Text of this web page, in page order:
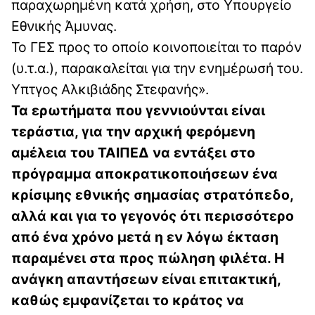
παραχωρημένη κατά χρήση, στο Υπουργείο
Εθνικής Άμυνας.
Το ΓΕΣ προς το οποίο κοινοποιείται το παρόν
(υ.τ.α.), παρακαλείται για την ενημέρωσή του.
Υπτγος Αλκιβιάδης Στεφανής».
Τα ερωτήματα που γεννιούνται είναι
τεράστια, για την αρχική φερόμενη
αμέλεια του ΤΑΙΠΕΔ να εντάξει στο
πρόγραμμα αποκρατικοποιήσεων ένα
κρίσιμης εθνικής σημασίας στρατόπεδο,
αλλά και για το γεγονός ότι περισσότερο
από ένα χρόνο μετά η εν λόγω έκταση
παραμένει στα προς πώληση φιλέτα. Η
ανάγκη απαντήσεων είναι επιτακτική,
καθώς εμφανίζεται το κράτος να